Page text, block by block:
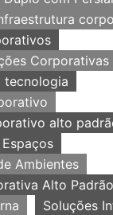
Corporativas
tecnologia
alto
Ambientes
Alto Padrão
Soluções